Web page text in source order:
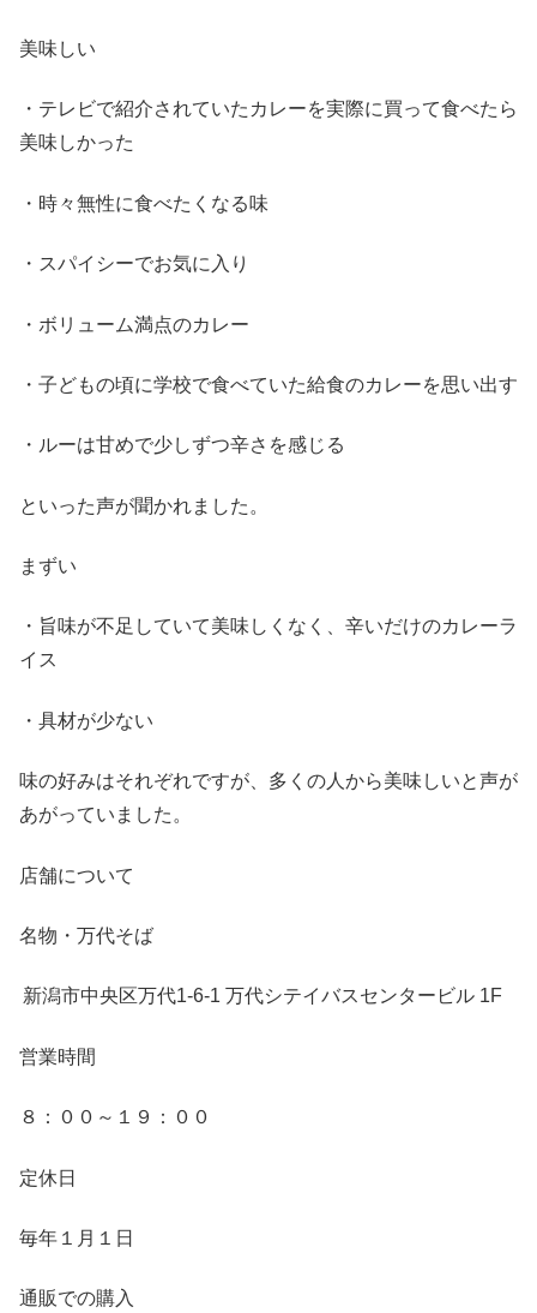
美味しい
・テレビで紹介されていたカレーを実際に買って食べたら
美味しかった
・時々無性に食べたくなる味
・スパイシーでお気に入り
・ボリューム満点のカレー
・子どもの頃に学校で食べていた給食のカレーを思い出す
・ルーは甘めで少しずつ辛さを感じる
といった声が聞かれました。
まずい
・旨味が不足していて美味しくなく、辛いだけのカレーラ
イス
・具材が少ない
味の好みはそれぞれですが、多くの人から美味しいと声が
あがっていました。
店舗について
名物・万代そば
新潟市中央区万代1-6-1 万代シテイバスセンタービル 1F
営業時間
８：００～１９：００
定休日
毎年１月１日
通販での購入